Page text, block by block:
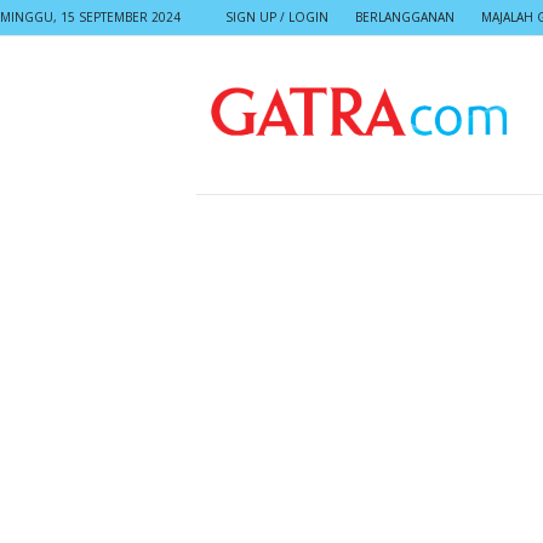
MINGGU, 15 SEPTEMBER 2024 SIGN UP / LOGIN BERLANGGANAN MAJALAH